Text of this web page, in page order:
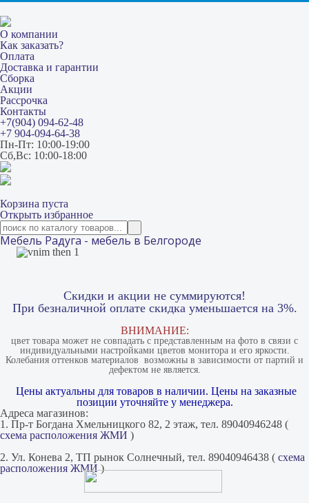
О компании
Как заказать?
Оплата
Доставка и гарантии
Сборка
Акции
Рассрочка
Контакты
+7(904) 094-62-48
+7 904-094-64-38
Пн-Пт: 10:00-19:00
Сб,Вс: 10:00-18:00
Корзина пуста
Открыть избранное
Мебель Радуга - мебель в Белгороде
Скидки и акции не суммируются!
При безналичной оплате скидка уменьшается на 3%.
ВНИМАНИЕ:
цвет товара может не совпадать с представленным на фото в связи с
индивидуальными настройками цветов монитора и его яркости.
Колебания оттенков материалов​ ​ возможны в зависимости от партий и
дефектом не является.
Цены актуальны для товаров в наличии. Цены на заказные
позиции уточняйте у менеджера.
Адреса магазинов:
1. Пр-т Богдана Хмельницкого 82, 2 этаж, тел. 89040946248 (
схема расположения ЖМИ )
2. Ул. Конева 2, ТП рынок Солнечный, тел. 89040946438 ( схема
расположения ЖМИ)